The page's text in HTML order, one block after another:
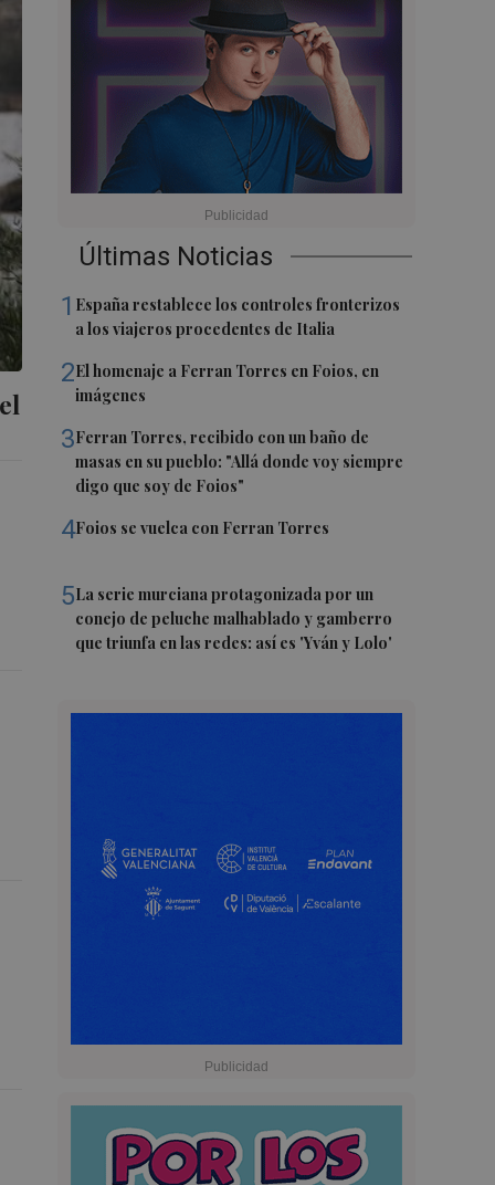
Últimas Noticias
1 España restablece los controles fronterizos
a los viajeros procedentes de Italia
2El homenaje a Ferran Torres en Foios, en
imágenes
3Ferran Torres, recibido con un baño de
masas en su pueblo: "Allá donde voy siempre
digo que soy de Foios"
4Foios se vuelca con Ferran Torres
5La serie murciana protagonizada por un
conejo de peluche malhablado y gamberro
que triunfa en las redes: así es 'Yván y Lolo'